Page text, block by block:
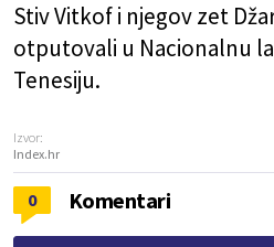
Stiv Vitkof i njegov zet
otputovali u Nacionalnu
Tenesiju.
Izvor:
Index.hr
0 Komentari